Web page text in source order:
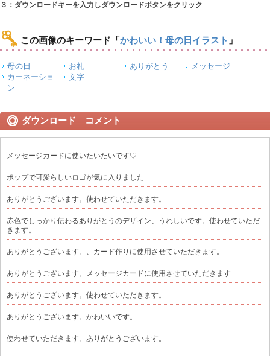
３：ダウンロードキーを入力しダウンロードボタンをクリック
この画像のキーワード 「 かわいい！母の日イラスト 」
母の日 お礼 ありがとう
メッセージ
カーネーショ
ン
文字
ダウンロード コメント
メッセージカードに使いたいたいです♡
ポップで可愛らしいロゴが気に入りました
ありがとうございます。使わせていただきます。
赤色でしっかり伝わるありがとうのデザイン、うれしいです。使わせていただ
きます。
ありがとうございます。、カード作りに使用させていただきます。
ありがとうございます。メッセージカードに使用させていただきます
ありがとうございます。使わせていただきます。
ありがとうございます。かわいいです。
使わせていただきます。ありがとうございます。